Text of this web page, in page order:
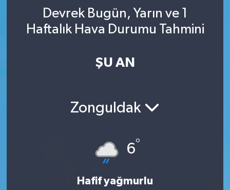
Devrek Bugün, Yarın ve 1
Haftalık Hava Durumu Tahmini
ŞU AN
Zonguldak
6°
Hafif yağmurlu
Son Dakika Haberleri